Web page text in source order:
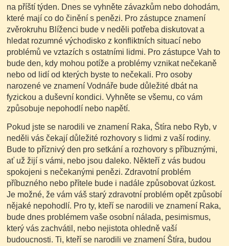
na příští týden. Dnes se vyhněte závazkům nebo dohodám,
které mají co do činění s penězi. Pro zástupce znamení
zvěrokruhu Blíženci bude v neděli potřeba diskutovat a
hledat rozumné východisko z konfliktních situací nebo
problémů ve vztazích s ostatními lidmi. Pro zástupce Vah to
bude den, kdy mohou potíže a problémy vznikat nečekaně
nebo od lidí od kterých byste to nečekali. Pro osoby
narozené ve znamení Vodnáře bude důležité dbát na
fyzickou a duševní kondici. Vyhněte se všemu, co vám
způsobuje nepohodlí nebo napětí.
Pokud jste se narodili ve znamení Raka, Štíra nebo Ryb, v
neděli vás čekají důležité rozhovory s lidmi z vaší rodiny.
Bude to příznivý den pro setkání a rozhovory s příbuznými,
ať už žijí s vámi, nebo jsou daleko. Někteří z vás budou
spokojeni s nečekanými penězi. Zdravotní problém
příbuzného nebo přítele bude i nadále způsobovat úzkost.
Je možné, že vám váš starý zdravotní problém opět způsobí
nějaké nepohodlí. Pro ty, kteří se narodili ve znamení Raka,
bude dnes problémem vaše osobní nálada, pesimismus,
který vás zachvátil, nebo nejistota ohledně vaší
budoucnosti. Ti, kteří se narodili ve znamení Štíra, budou